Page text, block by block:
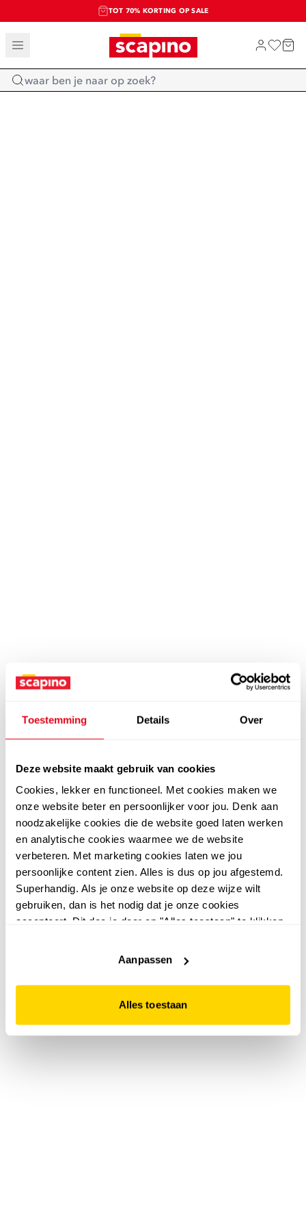
Toestemming Details Over
Deze website maakt gebruik van cookies
Cookies, lekker en functioneel. Met cookies maken we
onze website beter en persoonlijker voor jou. Denk aan
noodzakelijke cookies die de website goed laten werken
en analytische cookies waarmee we de website
verbeteren. Met marketing cookies laten we jou
persoonlijke content zien. Alles is dus op jou afgestemd.
Superhandig. Als je onze website op deze wijze wilt
gebruiken, dan is het nodig dat je onze cookies
accepteert. Dit doe je door op "Alles toestaan" te klikken.
website niet optimaal functioneert.
Aanpassen
Alles toestaan
TOT 70% KORTING OP SALE
SALE: LAATSTE KANS!
SHOP NIEUW
Home